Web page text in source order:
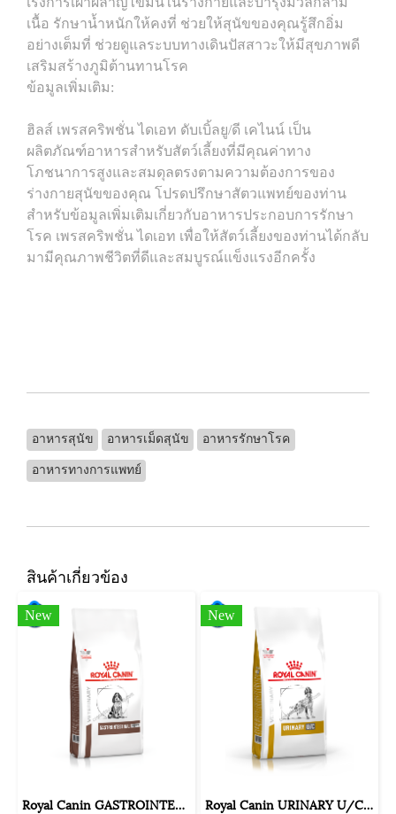
เนื้อ รักษาน้ำหนักให้คงที่ ช่วยให้สุนัขของคุณรู้สึกอิ่ม
อย่างเต็มที่ ช่วยดูแลระบบทางเดินปัสสาวะให้มีสุขภาพดี
เสริมสร้างภูมิต้านทานโรค
ข้อมูลเพิ่มเติม:
ฮิลส์ เพรสคริพชั่น ไดเอท ดับเบิ้ลยู/ดี เคไนน์ เป็น
ผลิตภัณฑ์อาหารสำหรับสัตว์เลี้ยงที่มีคุณค่าทาง
โภชนาการสูงและสมดุลตรงตามความต้องการของ
ร่างกายสุนัขของคุณ โปรดปรึกษาสัตวแพทย์ของท่าน
สำหรับข้อมูลเพิ่มเติมเกี่ยวกับอาหารประกอบการรักษา
โรค เพรสคริพชั่น ไดเอท เพื่อให้สัตว์เลี้ยงของท่านได้กลับ
มามีคุณภาพชีวิตที่ดีและสมบูรณ์แข็งแรงอีกครั้ง
อาหารสุนัข อาหารเม็ดสุนัข อาหารรักษาโรค
อาหารทางการแพทย์
สินค้าเกี่ยวข้อง
New
Royal Canin GASTROINTESTINAL PUPPY มีความผิดปกติที่ระบบทางเดินอาหาร ขนาดถุง 1 กิโลกรัม
New
Royal Canin URINARY U/C สุนัขโรคนิ่ว ชนิด ยูเรต แซนทีน ซิสทีน ขนาดถุง 2 กิโลกรัม